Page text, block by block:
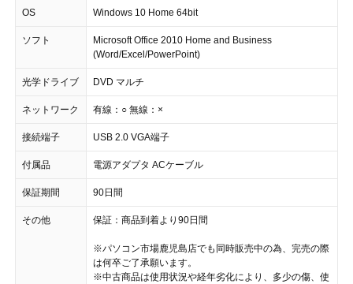
OS Windows 10 Home 64bit
ソフト
Microsoft Office 2010 Home and Business
(Word/Excel/PowerPoint)
光学ドライブ DVD マルチ
ネットワーク 有線：○ 無線：×
接続端子 USB 2.0 VGA端子
付属品 電源アダプタ ACケーブル
保証期間 90日間
その他 保証：商品到着より90日間
※パソコン市場鹿児島店でも同時販売中の為、完売の際
は何卒ご了承願います。
※中古商品は使用状況や経年劣化により、多少の傷、使